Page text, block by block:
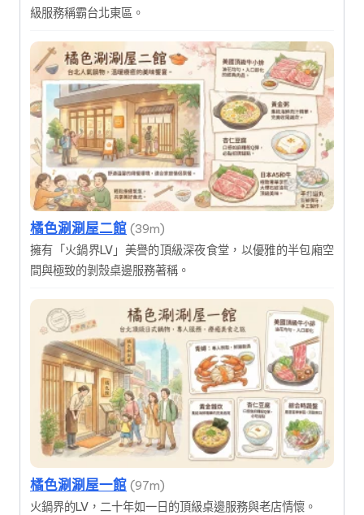
級服務稱霸台北東區。
橘色涮涮屋二館 (39m)
擁有「火鍋界LV」美譽的頂級深夜食堂，以優雅的半包廂空
間與極致的剝殼桌邊服務著稱。
橘色涮涮屋一館 (97m)
火鍋界的LV，二十年如一日的頂級桌邊服務與老店情懷。